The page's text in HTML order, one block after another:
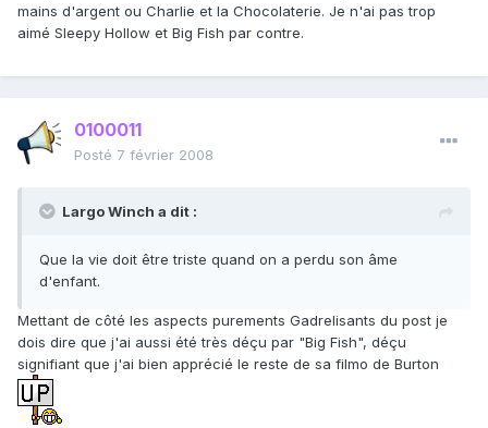
mains d'argent ou Charlie et la Chocolaterie. Je n'ai pas trop
aimé Sleepy Hollow et Big Fish par contre.
0100011
Posté 7 février 2008
Largo Winch a dit :
Que la vie doit être triste quand on a perdu son âme
d'enfant.
Mettant de côté les aspects purements Gadrelisants du post je
dois dire que j'ai aussi été très déçu par "Big Fish", déçu
signifiant que j'ai bien apprécié le reste de sa filmo de Burton